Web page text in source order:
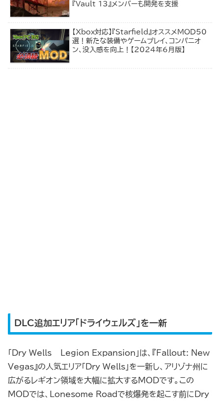
『Vault 13』メンバーも開発を支援
【Xbox対応】『Starfield』オススメMOD50
選！新たな装備やゲームプレイ、コンパニオ
ン、没入感を向上！【2024年6月版】
DLC追加エリア「ドライウェルズ」を一新
「Dry Wells – Legion Expansion」は、『Fallout: New
Vegas』の人気エリア「Dry Wells」を一新し、アリゾナ州に
広がるレギオン領域を大幅に拡大するMODです。この
MODでは、Lonesome Roadで核爆発を起こす前にDry